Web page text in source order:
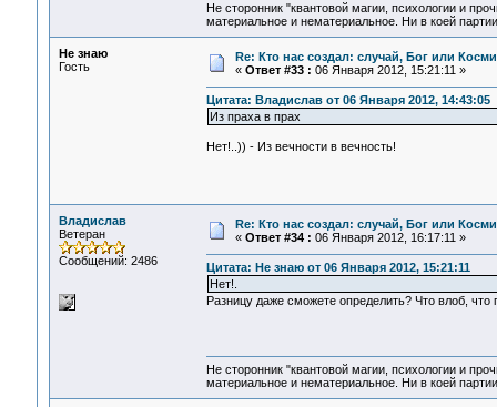
Не сторонник "квантовой магии, психологии и
материальное и нематериальное. Ни в коей
Не знаю
Гость
Re: Кто нас создал: случай, Бог или
« Ответ #33 : 06 Января 2012, 15:21:11 »
Цитата: Владислав от 06 Января 2012, 14:43:05
Из праха в прах
Нет!..)) - Из вечности в вечность!
Владислав
Ветеран
Сообщений: 2486
Re: Кто нас создал: случай, Бог или
« Ответ #34 : 06 Января 2012, 16:17:11 »
Цитата: Не знаю от 06 Января 2012, 15:21:11
Нет!.
Разницу даже сможете определить? Что влоб, что
Не сторонник "квантовой магии, психологии и
материальное и нематериальное. Ни в коей